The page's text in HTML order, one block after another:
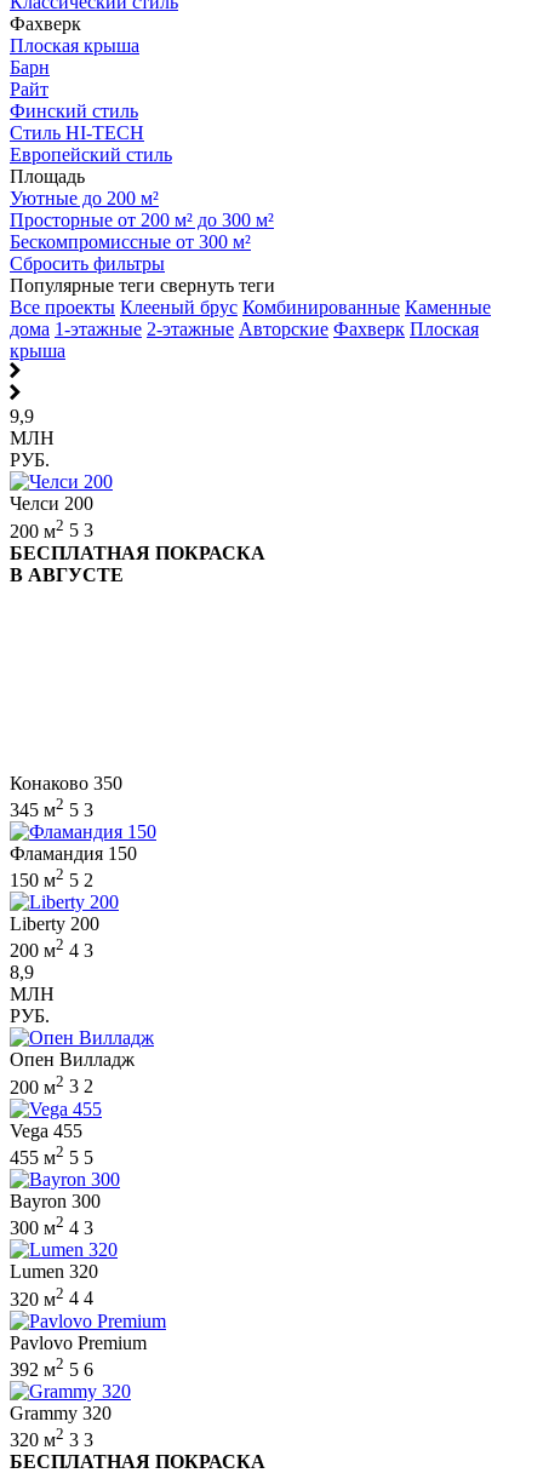
Фахверк
Плоская крыша
Барн
Райт
Финский стиль
Стиль HI-TECH
Европейский стиль
Площадь
Уютные до 200 м²
Просторные от 200 м² до 300 м²
Бескомпромиссные от 300 м²
Сбросить фильтры
Популярные теги свернуть теги
Все проекты Клееный брус Комбинированные Каменные
дома 1-этажные 2-этажные Авторские Фахверк Плоская
крыша
9,9
МЛН
РУБ.
Челси 200
200 м2 5 3
БЕСПЛАТНАЯ ПОКРАСКА
В АВГУСТЕ
Конаково 350
345 м2 5 3
Фламандия 150
150 м2 5 2
Liberty 200
200 м2 4 3
8,9
МЛН
РУБ.
Опен Вилладж
200 м2 3 2
Vega 455
455 м2 5 5
Bayron 300
300 м2 4 3
Lumen 320
320 м2 4 4
Pavlovo Premium
392 м2 5 6
Grammy 320
320 м2 3 3
БЕСПЛАТНАЯ ПОКРАСКА